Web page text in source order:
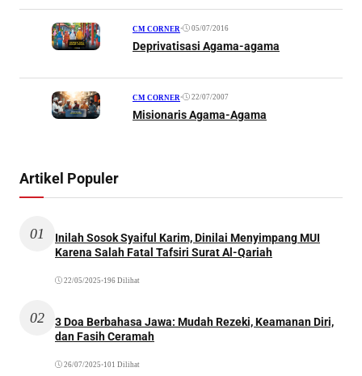
CM CORNER • 05/07/2016
Deprivatisasi Agama-agama
CM CORNER • 22/07/2007
Misionaris Agama-Agama
Artikel Populer
01
Inilah Sosok Syaiful Karim, Dinilai Menyimpang MUI
Karena Salah Fatal Tafsiri Surat Al-Qariah
22/05/2025 •196 Dilihat
02
3 Doa Berbahasa Jawa: Mudah Rezeki, Keamanan Diri,
dan Fasih Ceramah
26/07/2025 •101 Dilihat